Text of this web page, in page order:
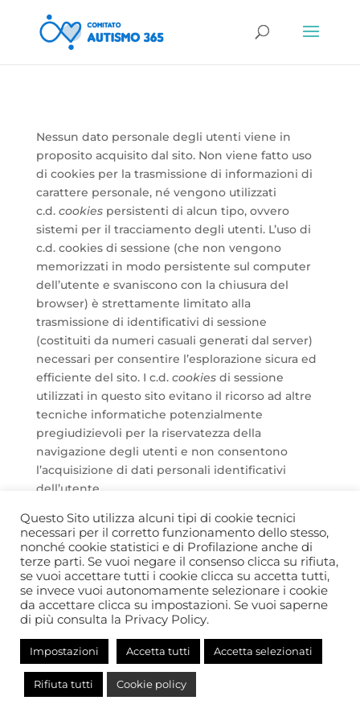
Nessun dato personale degli utenti viene in
proposito acquisito dal sito. Non viene fatto uso
di cookies per la trasmissione di informazioni di
carattere personale, né vengono utilizzati
c.d. cookiespersistenti di alcun tipo, ovvero
sistemi per il tracciamento degli utenti. L’uso di
c.d. cookies di sessione (che non vengono
memorizzati in modo persistente sul computer
dell’utente e svaniscono con la chiusura del
browser) è strettamente limitato alla
trasmissione di identificativi di sessione
(costituiti da numeri casuali generati dal server)
necessari per consentire l’esplorazione sicura ed
efficiente del sito. I c.d. cookiesdi sessione
utilizzati in questo sito evitano il ricorso ad altre
tecniche informatiche potenzialmente
pregiudizievoli per la riservatezza della
navigazione degli utenti e non consentono
l’acquisizione di dati personali identificativi
dell’utente.
© Comitato Autismo 365 - APS
Questo Sito utilizza alcuni tipi di cookie tecnici
necessari per il corretto funzionamento dello stesso,
nonché cookie statistici e di Profilazione anche di
terze parti. Se vuoi negare il consenso clicca su rifiuta,
se vuoi accettare tutti i cookie clicca su accetta tutti,
se invece vuoi autonomamente selezionare i cookie
da accettare clicca su impostazioni. Se vuoi saperne
di più consulta la Privacy Policy.
Impostazioni Accetta tutti Accetta selezionati
Rifiuta tutti Cookie policy